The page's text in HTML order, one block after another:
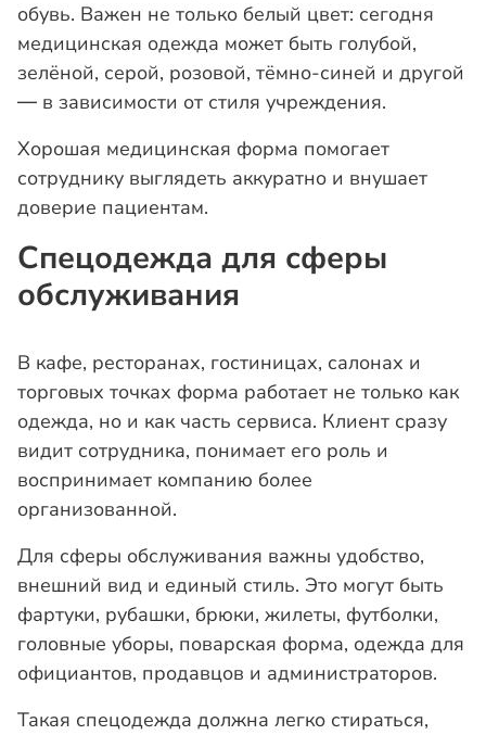
обувь. Важен не только белый цвет: сегодня
медицинская одежда может быть голубой,
зелёной, серой, розовой, тёмно-синей и другой
— в зависимости от стиля учреждения.
Хорошая медицинская форма помогает
сотруднику выглядеть аккуратно и внушает
доверие пациентам.
Спецодежда для сферы
обслуживания
В кафе, ресторанах, гостиницах, салонах и
торговых точках форма работает не только как
одежда, но и как часть сервиса. Клиент сразу
видит сотрудника, понимает его роль и
воспринимает компанию более
организованной.
Для сферы обслуживания важны удобство,
внешний вид и единый стиль. Это могут быть
фартуки, рубашки, брюки, жилеты, футболки,
головные уборы, поварская форма, одежда для
официантов, продавцов и администраторов.
Такая спецодежда должна легко стираться,